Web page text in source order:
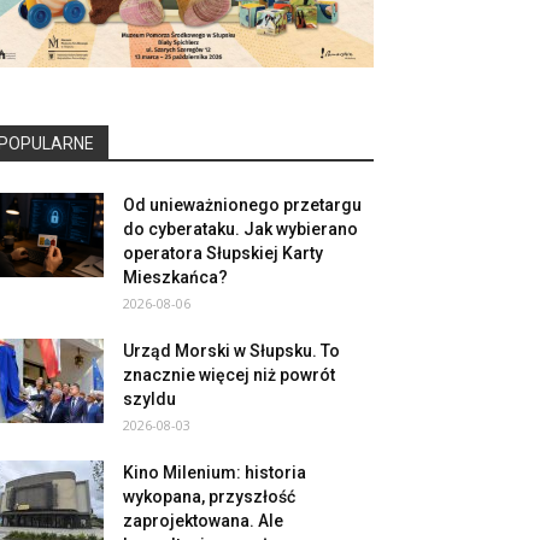
Od unieważnionego przetargu
do cyberataku. Jak wybierano
operatora Słupskiej Karty
Mieszkańca?
2026-08-06
Urząd Morski w Słupsku. To
znacznie więcej niż powrót
szyldu
2026-08-03
Kino Milenium: historia
wykopana, przyszłość
zaprojektowana. Ale